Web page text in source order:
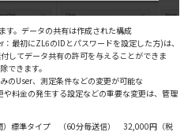
す。データの共有は作成された構成
最初にZL6のIDとパスワードを設定した方)は、
してデータ共有の許可を与えることができま
できます。
のUser、測定条件などの変更が可能な
料金の発生する設定などの重要な変更は、管理
）標準タイプ （60分毎送信） 32,000円（税